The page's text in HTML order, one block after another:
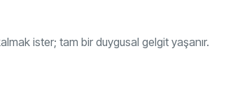
ister; tam bir duygusal gelgit yaşanır.